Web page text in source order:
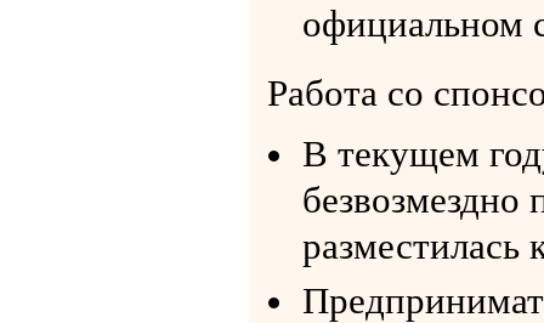
официальном
Работа со
В текущем
разместилась